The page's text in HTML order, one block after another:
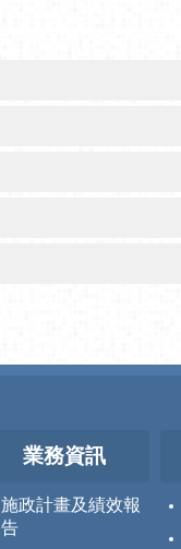
業務資訊
施政計畫及績效報
告